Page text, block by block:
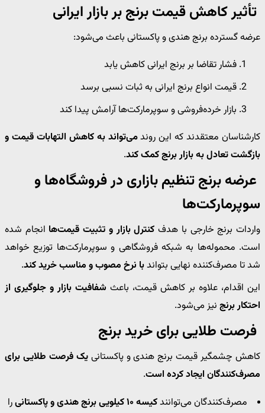
تأثیر کاهش قیمت برنج بر بازار ایرانی
عرضه گسترده برنج هندی و پاکستانی باعث می‌شود:
فشار تقاضا بر برنج ایرانی کاهش یابد
قیمت انواع برنج ایرانی به ثبات نسبی برسد
بازار خرده‌فروشی و سوپرمارکت‌ها آرامش پیدا کند
کارشناسان معتقدند که این روندمی‌تواند به کاهش التهابات قیمت و
بازگشت تعادل به بازار برنج کمک کند.
عرضه برنج تنظیم بازاری در فروشگاه‌ها و
سوپرمارکت‌ها
واردات برنج خارجی با هدف کنترل بازار و تثبیت قیمت‌ها انجام شده
است. محموله‌ها به شبکه فروشگاهی و سوپرمارکت‌ها توزیع خواهد
شد تا مصرف‌کننده نهایی بتواندبا نرخ مصوب و مناسب خرید کند.
این اقدام، علاوه بر کاهش قیمت، باعث شفافیت بازار و جلوگیری از
احتکار برنج نیز می‌شود.
فرصت طلایی برای خرید برنج
کاهش چشمگیر قیمت برنج هندی و پاکستانییک فرصت طلایی برای
مصرف‌کنندگان ایجاد کرده است.
مصرف‌کنندگان می‌توانندکیسه ۱۰ کیلویی برنج هندی و پاکستانی
را